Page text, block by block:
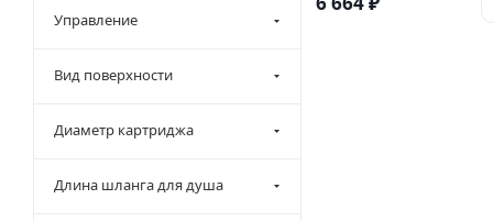
Управление
Вид поверхности
Диаметр картриджа
Длина шланга для душа